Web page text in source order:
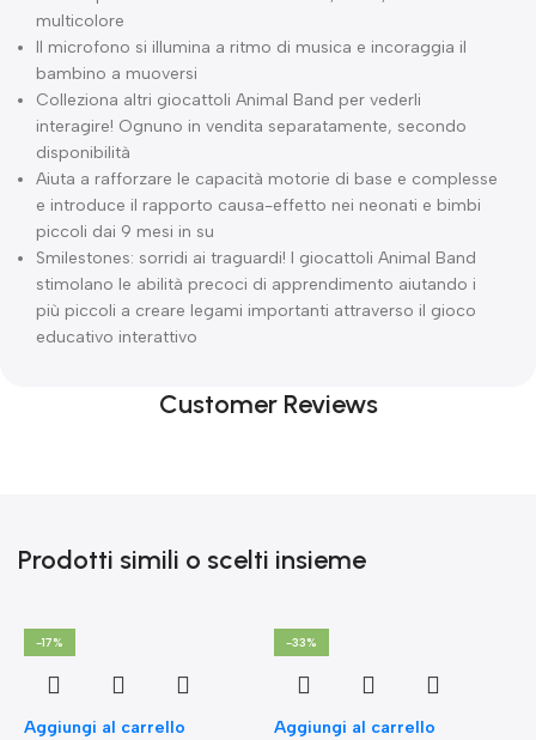
multicolore
Il microfono si illumina a ritmo di musica e incoraggia il
bambino a muoversi
Colleziona altri giocattoli Animal Band per vederli
interagire! Ognuno in vendita separatamente, secondo
disponibilità
Aiuta a rafforzare le capacità motorie di base e complesse
e introduce il rapporto causa-effetto nei neonati e bimbi
piccoli dai 9 mesi in su
Smilestones: sorridi ai traguardi! I giocattoli Animal Band
stimolano le abilità precoci di apprendimento aiutando i
più piccoli a creare legami importanti attraverso il gioco
educativo interattivo
Customer Reviews
Prodotti simili o scelti insieme
-17%
Aggiungi al carrello
-33%
Aggiungi al carrello